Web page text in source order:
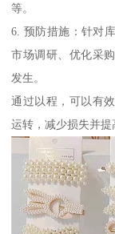
等。
6. 预防措施：针对
市场调研、优化采
发生。
通过以程，可以有
运转，减少损失并提